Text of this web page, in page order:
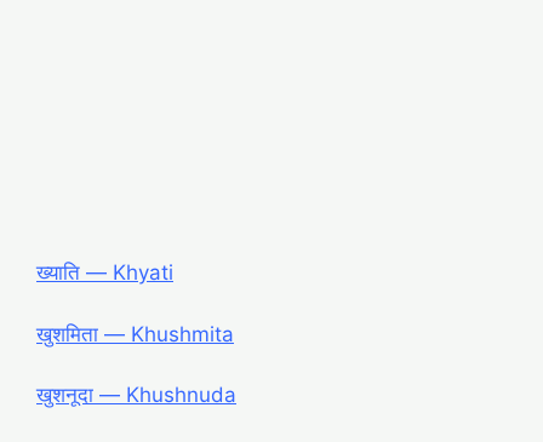
ख्याति ― Khyati
खुशमिता ― Khushmita
खुशनूदा ― Khushnuda